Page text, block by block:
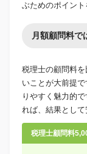
ぶためのポイント
月額顧問料で
税理士の顧問料
いことが大前提
りやすく魅力的
れば、結果として
税理士顧問料